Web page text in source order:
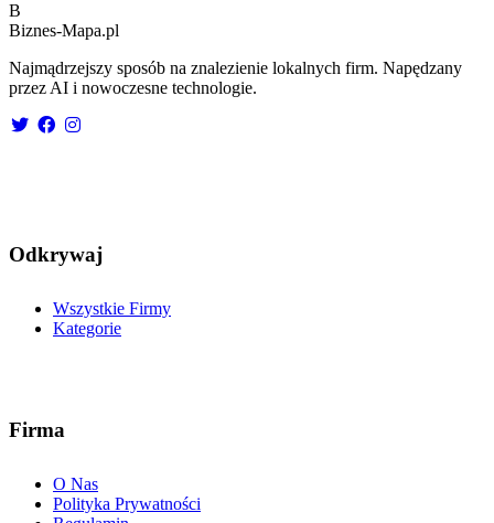
B
Biznes-Mapa.pl
Najmądrzejszy sposób na znalezienie lokalnych firm. Napędzany
przez AI i nowoczesne technologie.
Odkrywaj
Wszystkie Firmy
Kategorie
Firma
O Nas
Polityka Prywatności